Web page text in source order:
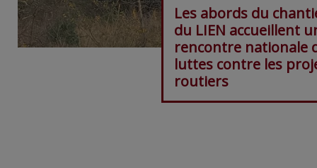
Les abords du
du LIEN accueillent
rencontre nationale
luttes contre les
routiers